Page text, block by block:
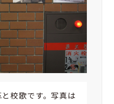
校歌です。写真は